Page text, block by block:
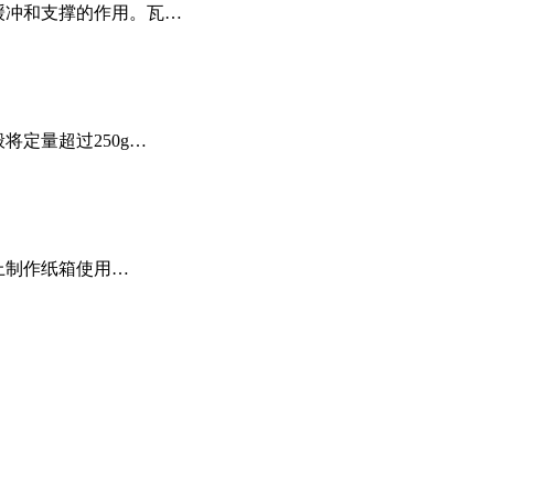
冲和支撑的作用。瓦…
将定量超过250g…
制作纸箱使用…